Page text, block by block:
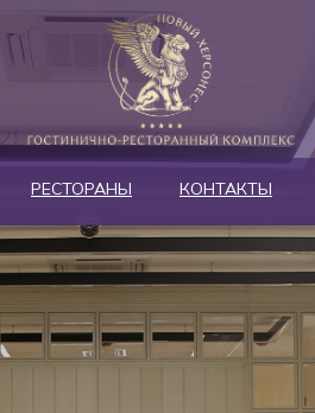
КОНТАКТЫ
РЕСТОРАНЫ